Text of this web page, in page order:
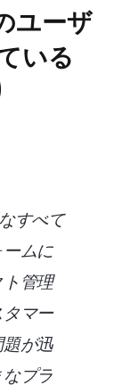
ユーザ
いる
すべて
ムに
管理
マー
が迅
プラ